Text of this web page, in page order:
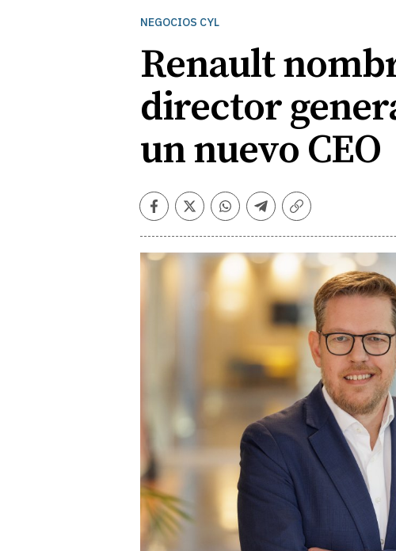
NEGOCIOS CYL
Renault
director
un nuevo CEO
Facebook
TwitterWhatsapp
Telegram
Copiar